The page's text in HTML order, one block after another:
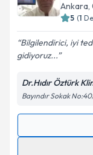
E-posta
Kişisel
Metni 'ni
Ankara,
5 (1
Bilgilendirici, iyi
gidiyoruz...
Dr.Hıdır Öztürk
Bayındır Sokak
Randevu